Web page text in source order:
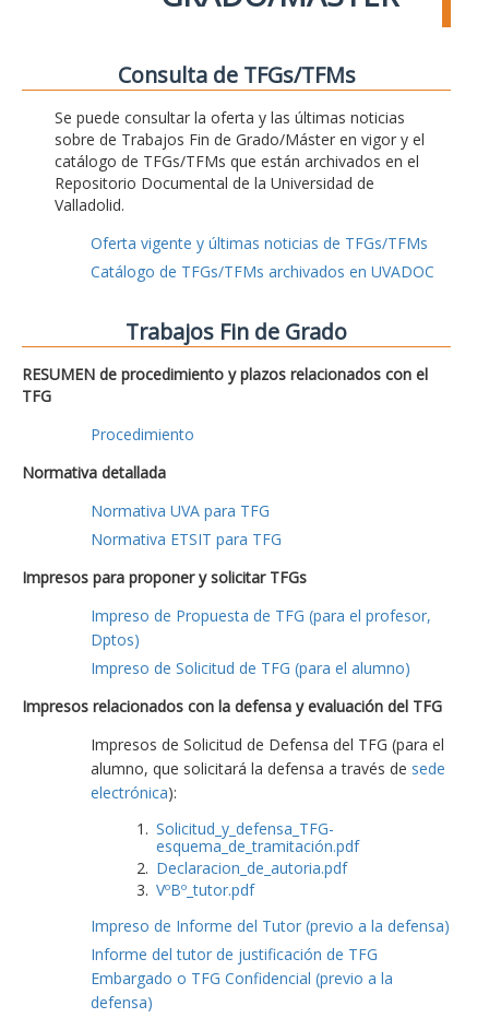
Consulta de TFGs/TFMs
Se puede consultar la oferta y las últimas noticias
sobre de Trabajos Fin de Grado/Máster en vigor y el
catálogo de TFGs/TFMs que están archivados en el
Repositorio Documental de la Universidad de
Valladolid.
Oferta vigente y últimas noticias de TFGs/TFMs
Catálogo de TFGs/TFMs archivados en UVADOC
Trabajos Fin de Grado
RESUMEN de procedimiento y plazos relacionados con el
TFG
Procedimiento
Normativa detallada
Normativa UVA para TFG
Normativa ETSIT para TFG
Impresos para proponer y solicitar TFGs
Impreso de Propuesta de TFG (para el profesor,
Dptos)
Impreso de Solicitud de TFG (para el alumno)
Impresos relacionados con la defensa y evaluación del TFG
Impresos de Solicitud de Defensa del TFG (para el
alumno, que solicitará la defensa a través de sede
electrónica):
Solicitud_y_defensa_TFG-
esquema_de_tramitación.pdf
Declaracion_de_autoria.pdf
VºBº_tutor.pdf
Impreso de Informe del Tutor (previo a la defensa)
Informe del tutor de justificación de TFG
Embargado o TFG Confidencial (previo a la
defensa)